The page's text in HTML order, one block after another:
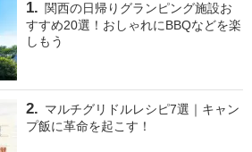
関西の日帰りグランピング施設お
すすめ20選！おしゃれにBBQなどを楽
しもう
マルチグリドルレシピ7選｜キャン
プ飯に革命を起こす！